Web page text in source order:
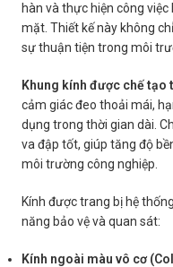
hàn và thực hiện công
mặt. Thiết kế này không
sự thuận tiện trong môi
Khung kính được chế tạo
cảm giác đeo thoải mái,
dụng trong thời gian dài.
va đập tốt, giúp tăng độ
môi trường công nghiệp.
Kính được trang bị hệ
năng bảo vệ và quan sát:
Kính ngoài màu vô cơ